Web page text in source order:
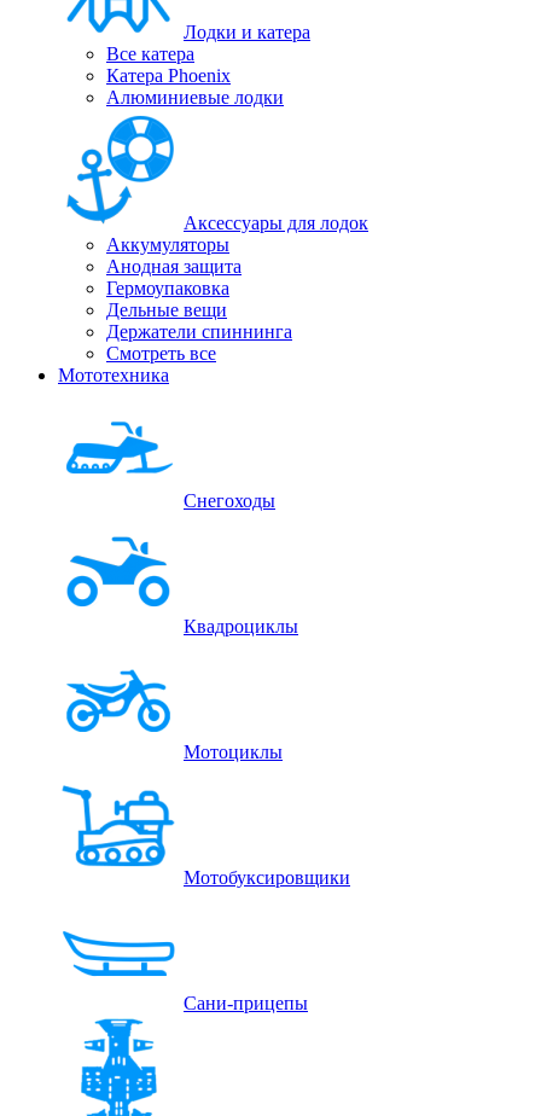
Лодки и катера
Все катера
Катера Phoenix
Алюминиевые лодки
Аксессуары для лодок
Аккумуляторы
Анодная защита
Гермоупаковка
Дельные вещи
Держатели спиннинга
Смотреть все
Мототехника
Снегоходы
Квадроциклы
Мотоциклы
Мотобуксировщики
Сани-прицепы